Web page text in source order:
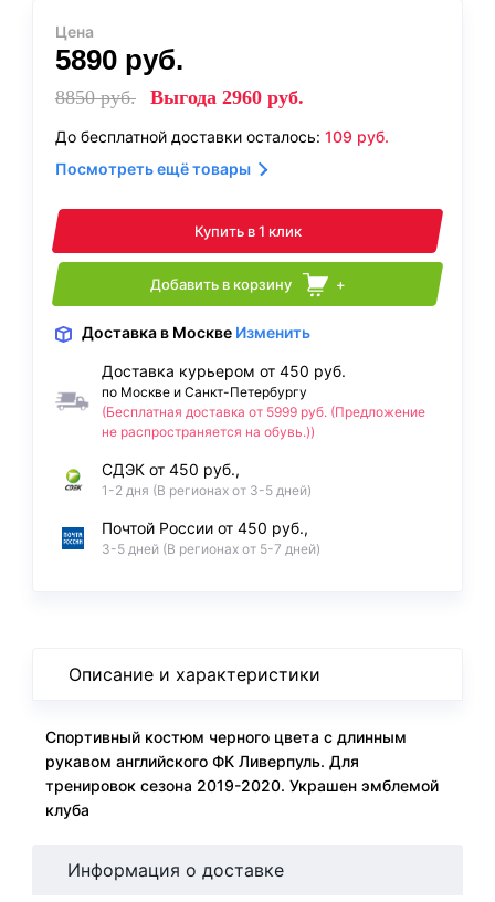
Цена
5890 руб.
8850руб. Выгода 2960 руб.
До бесплатной доставки осталось: 109 руб.
Посмотреть ещё товары
Купить в 1 клик
Добавить в корзину +
Доставка в Москве Изменить
Доставка курьером от 450 руб.
по Москве и Санкт-Петербургу
(Бесплатная доставка от 5999 руб. (Предложение
не распространяется на обувь.))
СДЭК от 450 руб.,
1-2 дня (В регионах от 3-5 дней)
Почтой России от 450 руб.,
3-5 дней (В регионах от 5-7 дней)
Описание и характеристики
Спортивный костюм черного цвета с длинным
рукавом английского ФК Ливерпуль. Для
тренировок сезона 2019-2020. Украшен эмблемой
клуба
Информация о доставке